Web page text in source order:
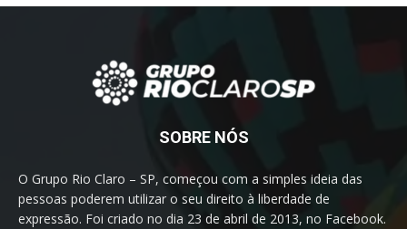
SOBRE NÓS
O Grupo Rio Claro – SP, começou com a simples ideia das
pessoas poderem utilizar o seu direito à liberdade de
expressão. Foi criado no dia 23 de abril de 2013, no Facebook.